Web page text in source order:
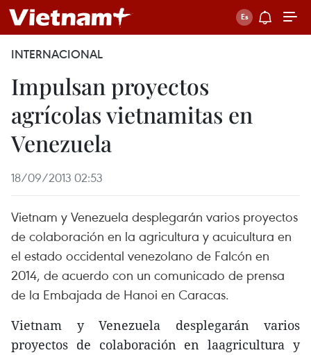
INTERNACIONAL
Impulsan proyectos
agrícolas vietnamitas en
Venezuela
18/09/2013 02:53
Vietnam y Venezuela desplegarán varios proyectos
de colaboración en la agricultura y acuicultura en
el estado occidental venezolano de Falcón en
2014, de acuerdo con un comunicado de prensa
de la Embajada de Hanoi en Caracas.
Vietnam y Venezuela desplegarán varios
proyectos de colaboración en laagricultura y